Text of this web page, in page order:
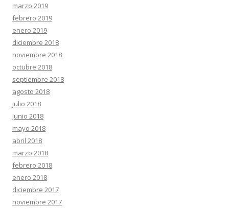
marzo 2019
febrero 2019
enero 2019
diciembre 2018
noviembre 2018
octubre 2018
septiembre 2018
agosto 2018
julio 2018
junio 2018
mayo 2018
abril 2018
marzo 2018
febrero 2018
enero 2018
diciembre 2017
noviembre 2017